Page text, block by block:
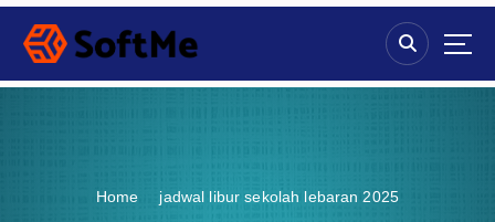
S
p
Home jadwal libur sekolah lebaran 2025